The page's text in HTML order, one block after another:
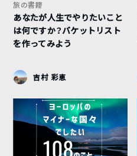
旅の書籍
あなたが人生でやりたいこと
は何ですか？バケットリスト
を作ってみよう
吉村 彩恵